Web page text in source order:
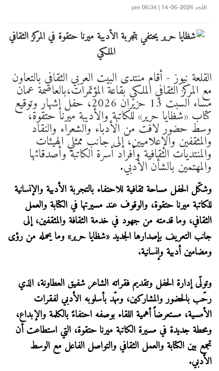
الأحد 2026-06-14 | 06:34 pm
القلعة نيوز - أقام منتدى البيت العربي الثقافي بالتعاون
مع المركز الثقافي الملكي بقاعة المؤتمرات،بالعاصمة عمان
مساء السبت 13 حزيران 2026، حفل إشهار وتوقيع
كتاب «شظايا حرير» للكاتبة والأديبة ميرنا حتقوة،
وسط حضور لافت من الأدباء والشعراء والنقاد
والمثقفين والإعلاميين، إلى جانب ممثلي الهيئات
والمنتديات الثقافية وأفراد أسرة الكاتبة وأصدقائها
والمهتمين بالشأن الأدبي.
وشكّل الحفل مساحة ثقافية للاحتفاء بالتجربة الأدبية والإنسانية
للكاتبة ميرنا حتقوة، والوقوف عند مسيرتها في الكتابة والعمل
الثقافي، وما قدمته من جهود في خدمة الثقافة والمثقفين، إلى
جانب التعريف بإصدارها الجديد «شظايا حرير» وما يحمله من رؤى
ومضامين أدبية وإنسانية.
وتولّى إدارة الحفل وتقديم فقراته الشاعر شفيق العطاونة، الذي
رحّب بالحضور والمشاركين، ومهّد بأسلوبه الأدبي لفقرات
الأمسية، مستعرضاً أهمية اللقاء بوصفه احتفاءً بالكلمة والإبداع،
ومحطة جديدة في مسيرة الكاتبة ميرنا حتقوة، التي استطاعت أن
تجمع بين الكتابة والعمل الثقافي والتواصل الفاعل مع الوسط
الأدبي.